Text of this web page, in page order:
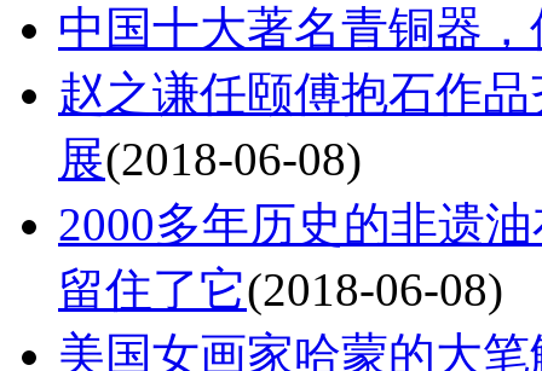
中国十大著名青铜器
赵之谦任颐傅抱石作
展(2018-06-08)
2000多年历史的非遗
留住了它(2018-06-08)
美国女画家哈蒙的大